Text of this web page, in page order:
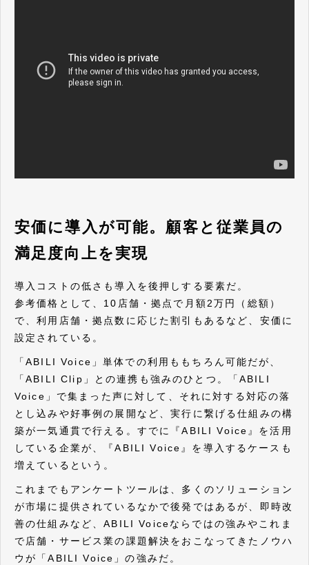
安価に導入が可能。顧客と従業員の
満足度向上を実現
導入コストの低さも導入を後押しする要素だ。
参考価格として、10店舗・拠点で月額2万円（総額）
で、利用店舗・拠点数に応じた割引もあるなど、安価に
設定されている。
「ABILI Voice」単体での利用ももちろん可能だが、
「ABILI Clip」との連携も強みのひとつ。「ABILI
Voice」で集まった声に対して、それに対する対応の落
とし込みや好事例の展開など、実行に繋げる仕組みの構
築が一気通貫で行える。すでに『ABILI Voice』を活用
している企業が、『ABILI Voice』を導入するケースも
増えているという。
これまでもアンケートツールは、多くのソリューション
が市場に提供されているなかで後発ではあるが、即時改
善の仕組みなど、ABILI Voiceならではの強みやこれま
で店舗・サービス業の課題解決をおこなってきたノウハ
ウが「ABILI Voice」の強みだ。